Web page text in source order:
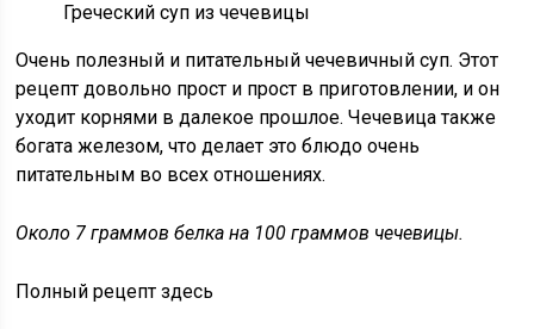
Греческий суп из чечевицы
Очень полезный и питательный чечевичный суп. Этот
рецепт довольно прост и прост в приготовлении, и он
уходит корнями в далекое прошлое. Чечевица также
богата железом, что делает это блюдо очень
питательным во всех отношениях.
Около 7 граммов белка на 100 граммов чечевицы.
Полный рецепт здесь